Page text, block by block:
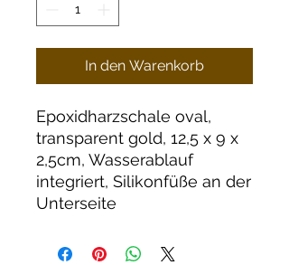
In den Warenkorb
Epoxidharzschale oval,
transparent gold, 12,5 x 9 x
2,5cm, Wasserablauf
integriert, Silikonfüße an der
Unterseite